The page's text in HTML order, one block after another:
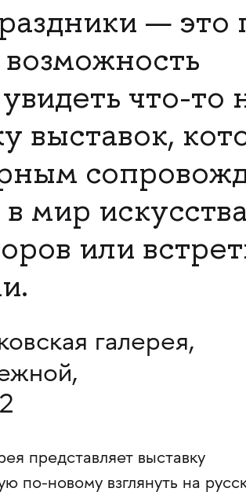
— это
что-
выставок,
мир
или
галерея,
представляет выставку
по-новому взглянуть на